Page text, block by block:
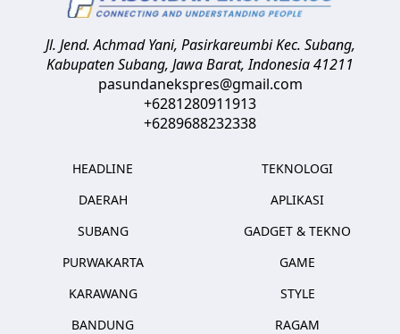
Jl. Jend. Achmad Yani, Pasirkareumbi Kec. Subang,
Kabupaten Subang, Jawa Barat,Indonesia41211
pasundanekspres@gmail.com
+6281280911913
+6289688232338
HEADLINE
DAERAH
SUBANG
PURWAKARTA
KARAWANG
BANDUNG
TEKNOLOGI
APLIKASI
GADGET & TEKNO
GAME
STYLE
RAGAM